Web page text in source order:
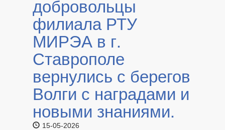
добровольцы
филиала РТУ
МИРЭА в г.
Ставрополе
вернулись с берегов
Волги с наградами и
новыми знаниями.
15-05-2026